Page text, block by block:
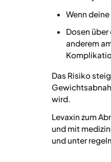
Wenn
Dosen
anderem
Das Risiko
wird.
Levaxin zum
und mit
und unter